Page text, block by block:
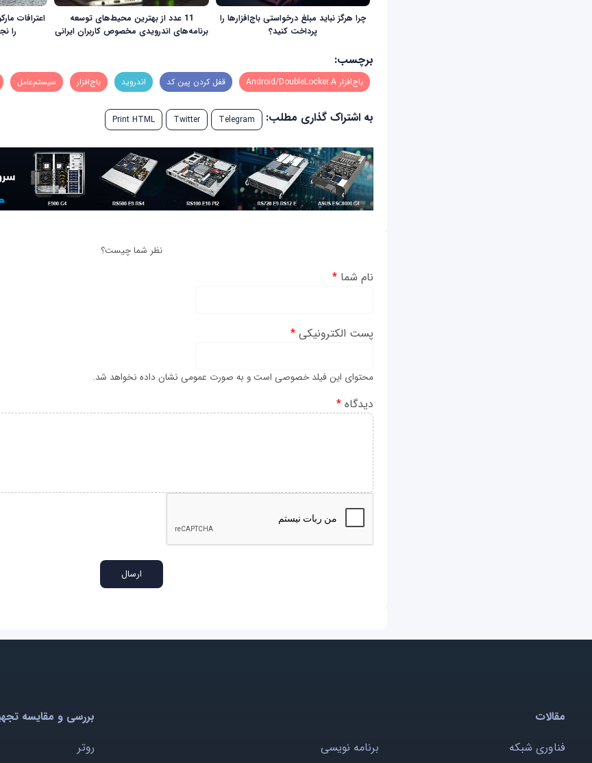
چرا هرگز نباید مبلغ درخواستی باج‌افزارها را
پرداخت کنید؟
11 عدد از بهترین محیط‌های توسعه
برنامه‌های اندرویدی مخصوص کاربران ایرانی
اعترافات
را
برچسب:
باج‌افزار Android/DoubleLocker.A قفل کردن پین کد اندروید باج‌افزار سیستم‌عامل
به اشتراک گذاری مطلب: Telegram
Twitter
Print HTML
نظر شما چیست؟
نام شما *
پست الکترونیکی *
محتوای این فیلد خصوصی است و به صورت عمومی نشان داده نخواهد شد.
دیدگاه *
مقالات
فناوری شبکه
برنامه نویسی
بررسی و مقایسه
روتر